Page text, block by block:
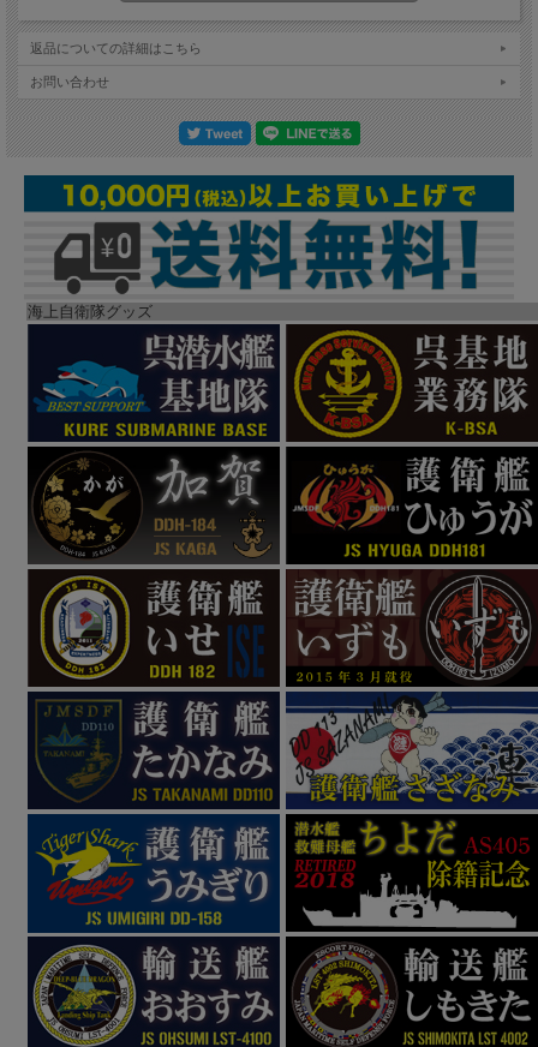
返品についての詳細はこちら
お問い合わせ
海上自衛隊グッズ